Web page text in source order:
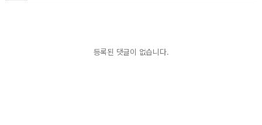
등록된 댓글이 없습니다.